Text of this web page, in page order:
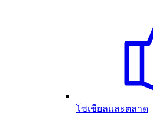
โซเชียลและตลาด